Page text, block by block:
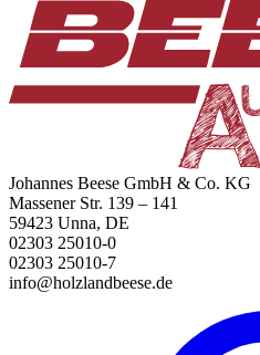
Johannes Beese GmbH & Co. KG
Massener Str. 139 – 141
59423 Unna, DE
02303 25010-0
02303 25010-7
info@holzlandbeese.de